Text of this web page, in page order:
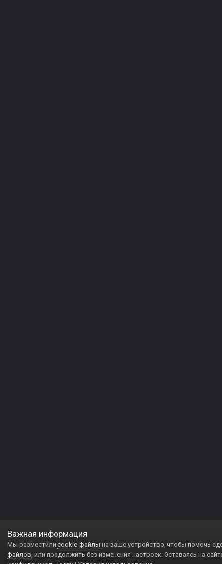
Важная информация
Мы разместили cookie-файлы на ваше устройство, чтобы помочь
файлов, или продолжить без изменения настроек. Оставаясь на